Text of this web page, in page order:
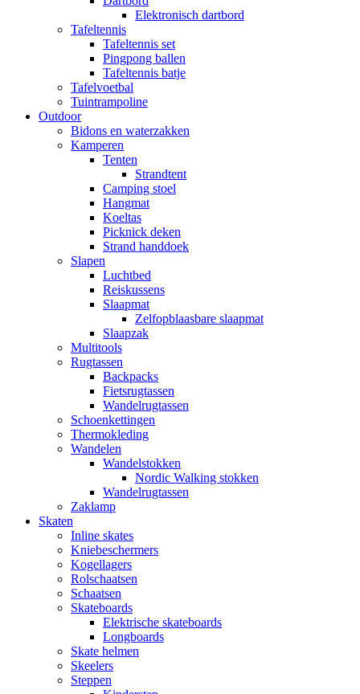
Elektronisch dartbord
Tafeltennis
Tafeltennis set
Pingpong ballen
Tafeltennis batje
Tafelvoetbal
Tuintrampoline
Outdoor
Bidons en waterzakken
Kamperen
Tenten
Strandtent
Camping stoel
Hangmat
Koeltas
Picknick deken
Strand handdoek
Slapen
Luchtbed
Reiskussens
Slaapmat
Zelfopblaasbare slaapmat
Slaapzak
Multitools
Rugtassen
Backpacks
Fietsrugtassen
Wandelrugtassen
Schoenkettingen
Thermokleding
Wandelen
Wandelstokken
Nordic Walking stokken
Wandelrugtassen
Zaklamp
Skaten
Inline skates
Kniebeschermers
Kogellagers
Rolschaatsen
Schaatsen
Skateboards
Elektrische skateboards
Longboards
Skate helmen
Skeelers
Steppen